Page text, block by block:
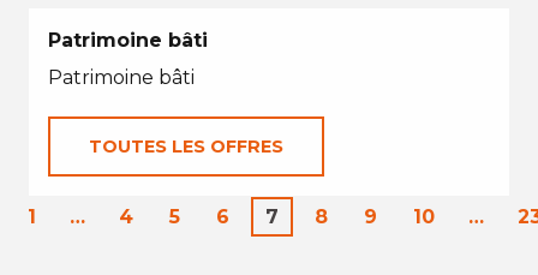
Patrimoine bâti
Patrimoine bâti
TOUTES LES OFFRES
1 … 4 5 6 7 8 9 10 …